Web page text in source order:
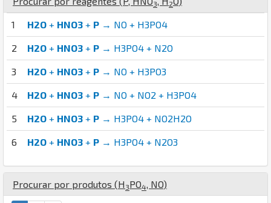
3 2
1 H2O + HNO3 + P → NO + H3PO4
2 H2O + HNO3 + P → H3PO4 + N2O
3 H2O + HNO3 + P → NO + H3PO3
4 H2O + HNO3 + P → NO + NO2 + H3PO4
5 H2O + HNO3 + P → H3PO4 + NO2H2O
6 H2O + HNO3 + P → H3PO4 + N2O3
Procurar por produtos (H 3PO4 NO)